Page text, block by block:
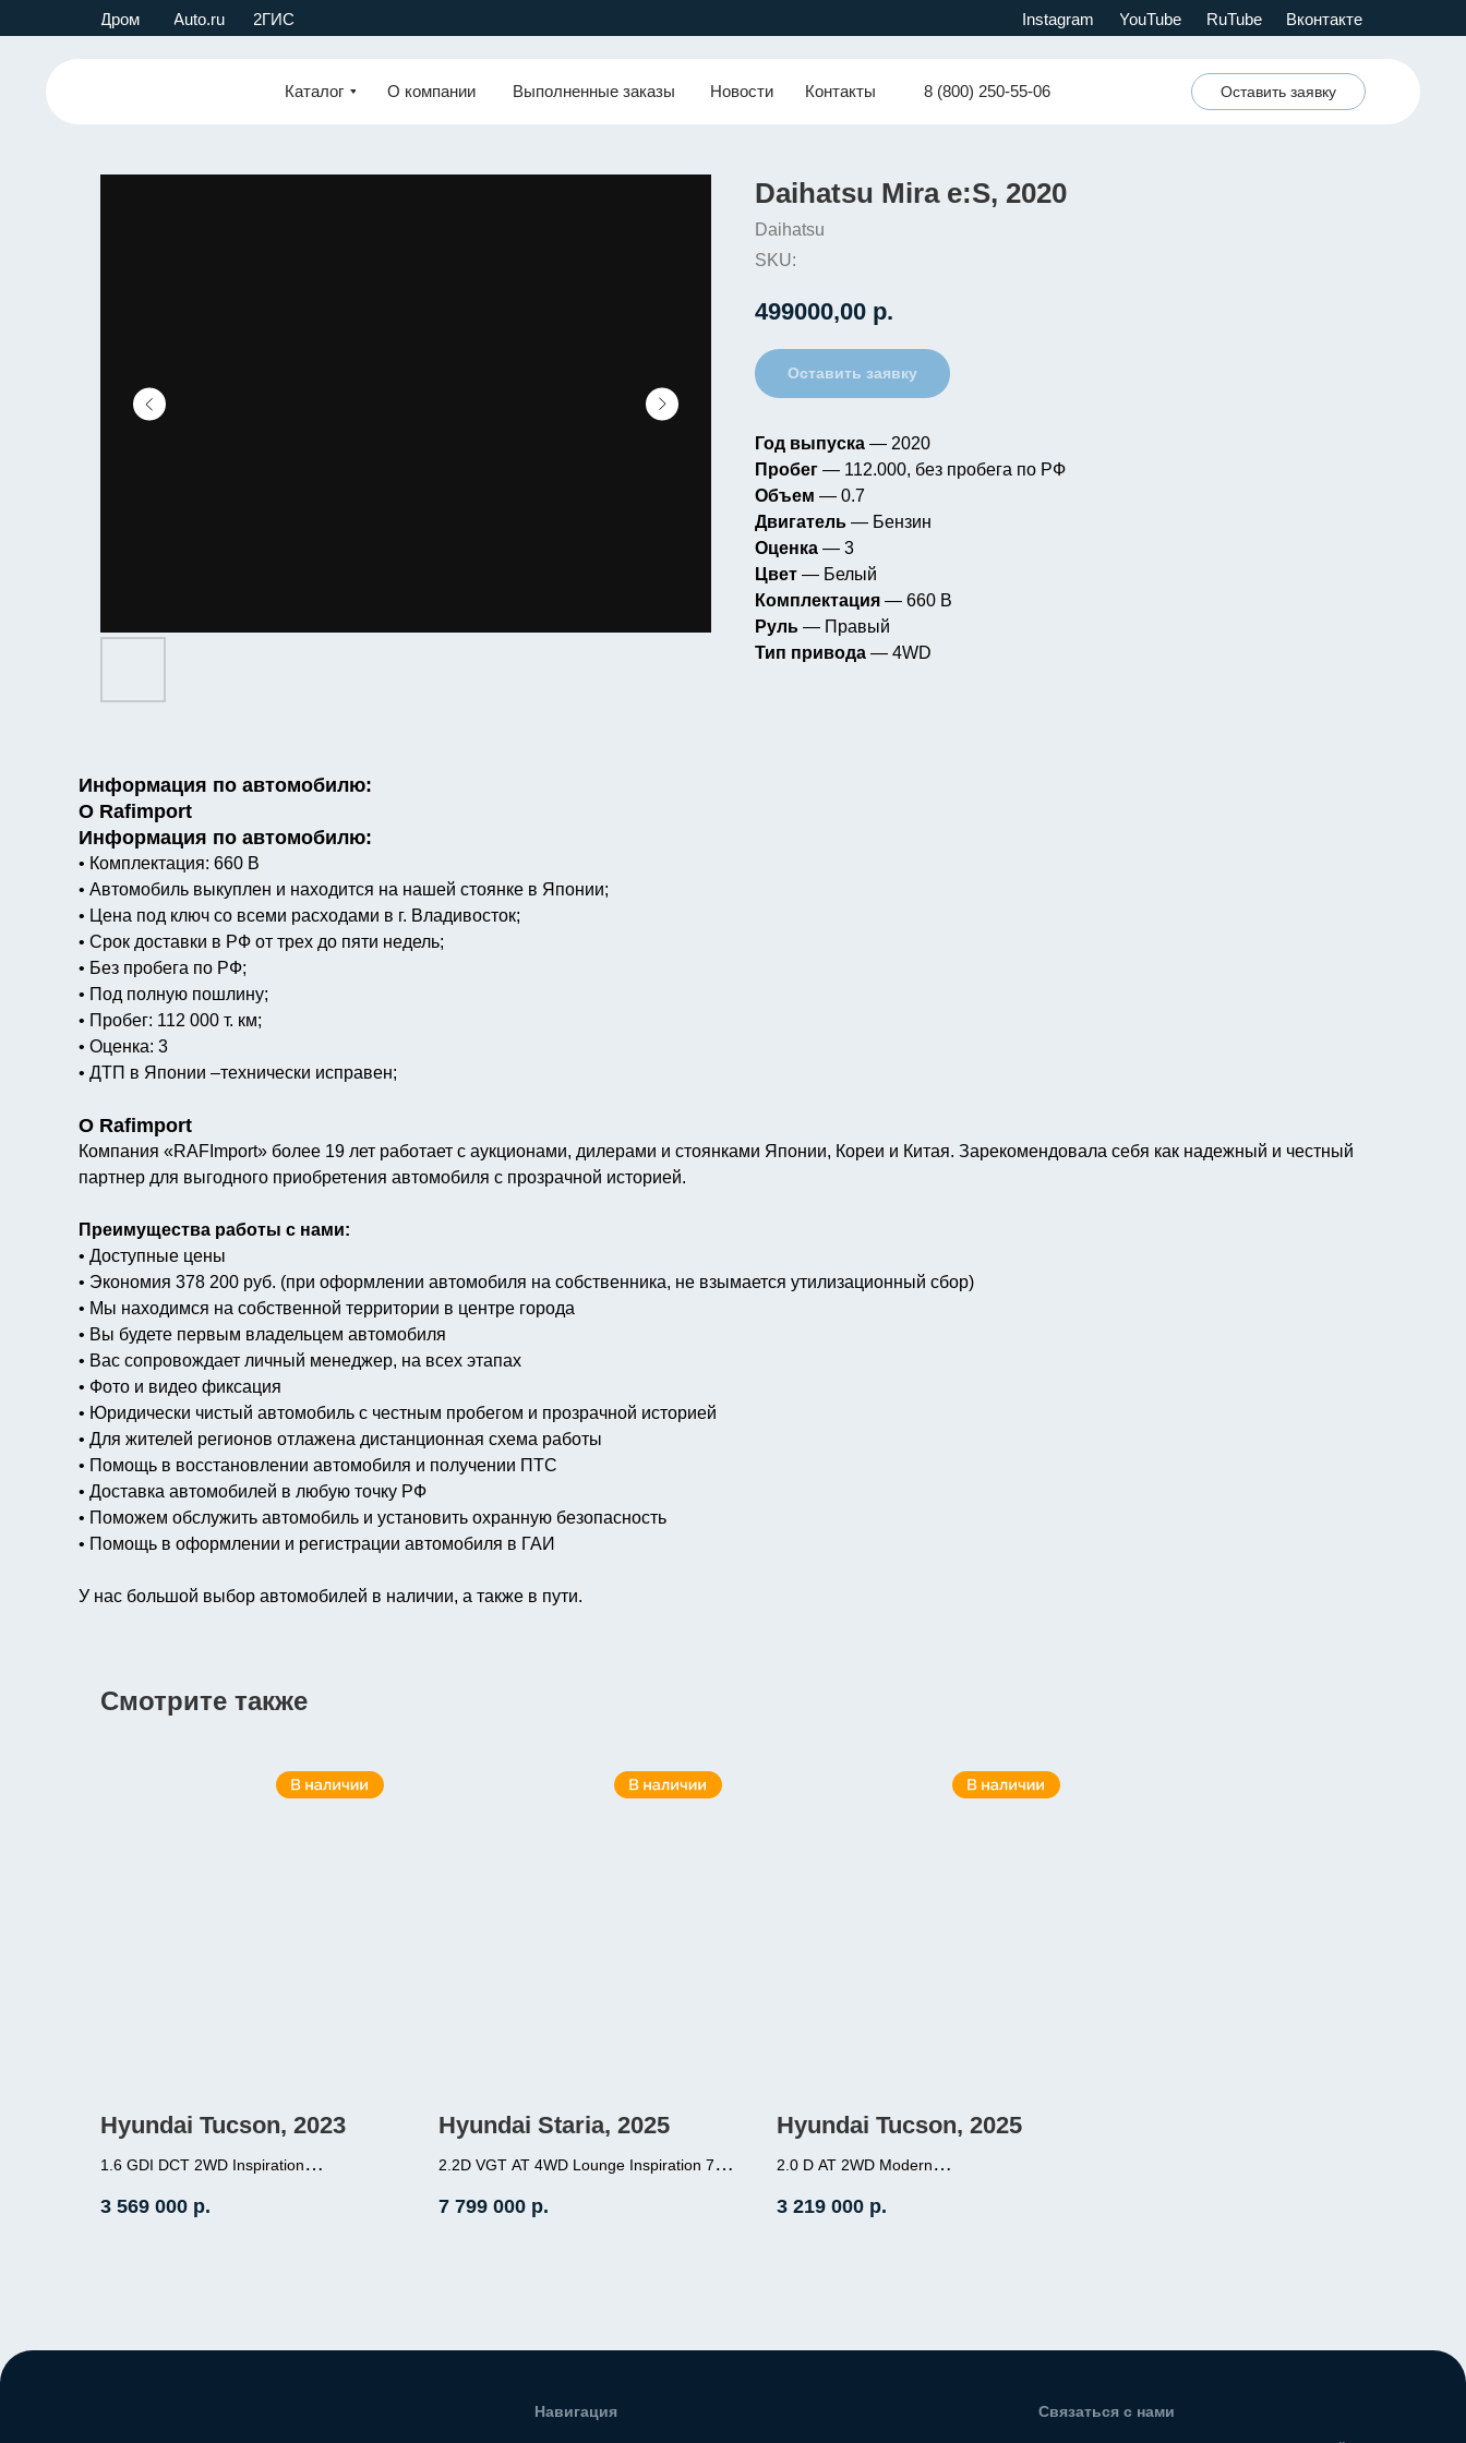
Каталог О компании Выполненные заказы Новости Контакты 8 (800) 250-55-06 Оставить заявку
Дром Auto.ru 2ГИС Instagram YouTube Вконтакте
RuTube
Daihatsu Mira e:S, 2020
Daihatsu
SKU:
499000,00 р.
Оставить заявку
Год выпуска — 2020
Пробег — 112.000, без пробега по РФ
Объем — 0.7
Двигатель — Бензин
Оценка — 3
Цвет — Белый
Комплектация — 660 B
Руль — Правый
Тип привода — 4WD
Информация по автомобилю:
О Rafimport
Информация по автомобилю:
• Комплектация: 660 B
• Автомобиль выкуплен и находится на нашей стоянке в Японии;
• Цена под ключ со всеми расходами в г. Владивосток;
• Срок доставки в РФ от трех до пяти недель;
• Без пробега по РФ;
• Под полную пошлину;
• Пробег: 112 000 т. км;
• Оценка: 3
• ДТП в Японии –технически исправен;
О Rafimport
Компания «RAFImport» более 19 лет работает с аукционами, дилерами и стоянками Японии, Кореи и Китая. Зарекомендовала себя как надежный и честный
партнер для выгодного приобретения автомобиля с прозрачной историей.
Преимущества работы с нами:
• Доступные цены
• Экономия 378 200 руб. (при оформлении автомобиля на собственника, не взымается утилизационный сбор)
• Мы находимся на собственной территории в центре города
• Вы будете первым владельцем автомобиля
• Вас сопровождает личный менеджер, на всех этапах
• Фото и видео фиксация
• Юридически чистый автомобиль с честным пробегом и прозрачной историей
• Для жителей регионов отлажена дистанционная схема работы
• Помощь в восстановлении автомобиля и получении ПТС
• Доставка автомобилей в любую точку РФ
• Поможем обслужить автомобиль и установить охранную безопасность
• Помощь в оформлении и регистрации автомобиля в ГАИ
У нас большой выбор автомобилей в наличии, а также в пути.
Смотрите также
Hyundai Tucson, 2023
1.6 GDI DCT 2WD Inspiration
передний привод, пробег 3 000
3 569 000 р.
Hyundai Staria, 2025
2.2D VGT AT 4WD Lounge Inspiration 7-
2.2 (177л.с.), дизель, АКПП,
7 799 000 р.
Hyundai Tucson, 2025
2.0 D AT 2WD Modern
передний привод, пробег 19
3 219 000 р.
Навигация Связаться с нами